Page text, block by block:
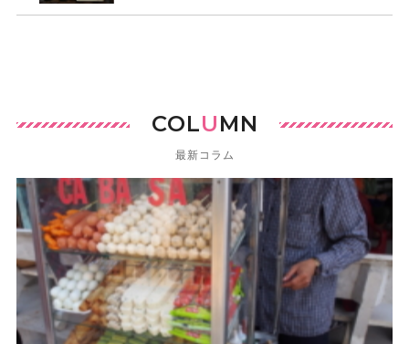
COLUMN
最新コラム